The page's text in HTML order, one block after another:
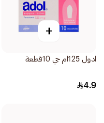
+
ادول 125ام جي 10قطعة
4.9